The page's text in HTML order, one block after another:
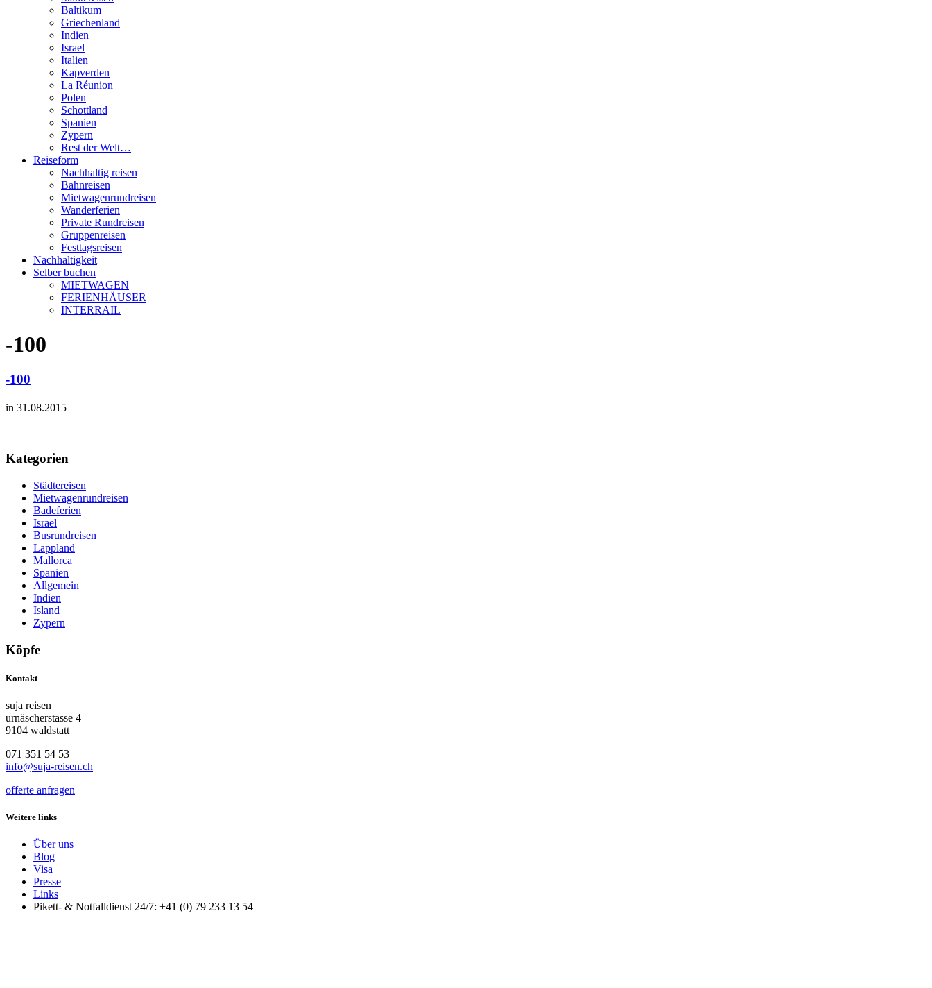
Baltikum
Griechenland
Indien
Israel
Italien
Kapverden
La Réunion
Polen
Schottland
Spanien
Zypern
Rest der Welt…
Reiseform
Nachhaltig reisen
Bahnreisen
Mietwagenrundreisen
Wanderferien
Private Rundreisen
Gruppenreisen
Festtagsreisen
Nachhaltigkeit
Selber buchen
MIETWAGEN
FERIENHÄUSER
INTERRAIL
-100
-100
in 31.08.2015
Kategorien
Städtereisen
Mietwagenrundreisen
Badeferien
Israel
Busrundreisen
Lappland
Mallorca
Spanien
Allgemein
Indien
Island
Zypern
Köpfe
Kontakt
suja reisen
urnäscherstasse 4
9104 waldstatt
071 351 54 53
info@suja-reisen.ch
offerte anfragen
Weitere links
Über uns
Blog
Visa
Presse
Links
Pikett- & Notfalldienst 24/7: +41 (0) 79 233 13 54